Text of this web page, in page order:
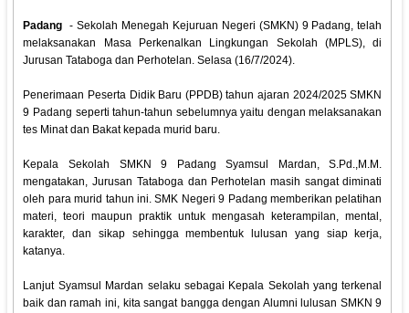
Padang - Sekolah Menegah Kejuruan Negeri (SMKN) 9 Padang, telah
melaksanakan Masa Perkenalkan Lingkungan Sekolah (MPLS), di
Jurusan Tataboga dan Perhotelan. Selasa (16/7/2024).
Penerimaan Peserta Didik Baru (PPDB) tahun ajaran 2024/2025 SMKN
9 Padang seperti tahun-tahun sebelumnya yaitu dengan melaksanakan
tes Minat dan Bakat kepada murid baru.
Kepala Sekolah SMKN 9 Padang Syamsul Mardan, S.Pd.,M.M.
mengatakan, Jurusan Tataboga dan Perhotelan masih sangat diminati
oleh para murid tahun ini. SMK Negeri 9 Padang memberikan pelatihan
materi, teori maupun praktik untuk mengasah keterampilan, mental,
karakter, dan sikap sehingga membentuk lulusan yang siap kerja,
katanya.
Lanjut Syamsul Mardan selaku sebagai Kepala Sekolah yang terkenal
baik dan ramah ini, kita sangat bangga dengan Alumni lulusan SMKN 9